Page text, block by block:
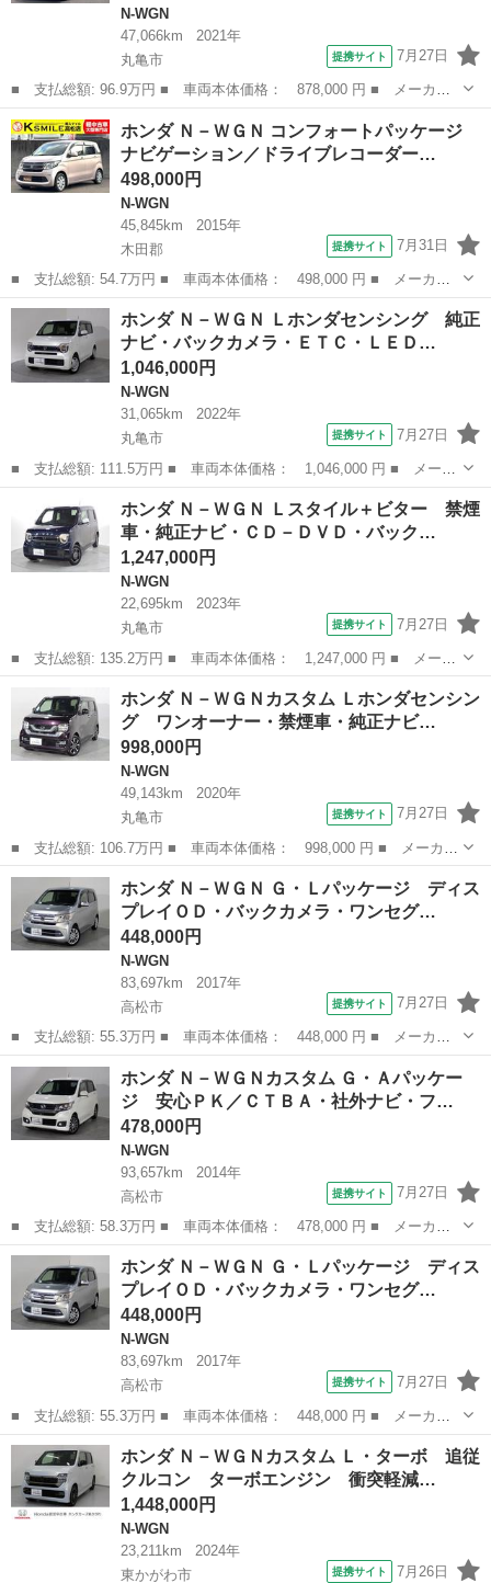
N-WGN
47,066km
2021年
丸亀市
提携サイト 7月27日
■ 支払総額: 96.9万円 ■ 車両本体価格： 878,000 円 ■ メーカー
名： ホンダ ■ 車種名： Ｎ－ＷＧＮ ■ グレード名： Ｌホンダ
センシング ワンオーナー 禁煙車 純正ナビ バックモニター Ｅ
ＴＣホンダセ...
香川 丸亀市 N-WGN
ホンダ Ｎ－ＷＧＮ コンフォートパッケージ
ナビゲーション／ドライブレコーダー…
498,000円
N-WGN
45,845km
2015年
木田郡
提携サイト 7月31日
■ 支払総額: 54.7万円 ■ 車両本体価格： 498,000 円 ■ メーカー
名： ホンダ ■ 車種名： Ｎ－ＷＧＮ ■ グレード名： コンフォ
ートパッケージ ナビゲーション／ドライブレコーダー／バックカメ
ラ／スマート...
香川 木田郡 N-WGN
ホンダ Ｎ－ＷＧＮ Ｌホンダセンシング 純正
ナビ・バックカメラ・ＥＴＣ・ＬＥＤ…
1,046,000円
N-WGN
31,065km
2022年
丸亀市
提携サイト 7月27日
■ 支払総額: 111.5万円 ■ 車両本体価格： 1,046,000 円 ■ メーカ
ー名： ホンダ ■ 車種名： Ｎ－ＷＧＮ ■ グレード名： Ｌホン
ダセンシング 純正ナビ・バックカメラ・ＥＴＣ・ＬＥＤヘッドライ
ト クル...
N-WGN
ホンダ Ｎ－ＷＧＮ Ｌスタイル＋ビター 禁煙
車・純正ナビ・ＣＤ－ＤＶＤ・バック…
1,247,000円
N-WGN
22,695km
2023年
丸亀市
提携サイト 7月27日
■ 支払総額: 135.2万円 ■ 車両本体価格： 1,247,000 円 ■ メーカ
ー名： ホンダ ■ 車種名： Ｎ－ＷＧＮ ■ グレード名： Ｌスタ
イル＋ビター 禁煙車・純正ナビ・ＣＤ－ＤＶＤ・バックカメラ・Ｅ
ＴＣ・シ...
N-WGN
ホンダ Ｎ－ＷＧＮカスタム Ｌホンダセンシン
グ ワンオーナー・禁煙車・純正ナビ…
998,000円
N-WGN
49,143km
2020年
丸亀市
提携サイト 7月27日
■ 支払総額: 106.7万円 ■ 車両本体価格： 998,000 円 ■ メーカー
名： ホンダ ■ 車種名： Ｎ－ＷＧＮカスタム ■ グレード名：
Ｌホンダセンシング ワンオーナー・禁煙車・純正ナビ・シートヒー
ター・ドラ...
香川 丸亀市 N-WGN
ホンダ Ｎ－ＷＧＮ Ｇ・Ｌパッケージ ディス
プレイＯＤ・バックカメラ・ワンセグ…
448,000円
N-WGN
83,697km
2017年
高松市
提携サイト 7月27日
■ 支払総額: 55.3万円 ■ 車両本体価格： 448,000 円 ■ メーカー
名： ホンダ ■ 車種名： Ｎ－ＷＧＮ ■ グレード名： Ｇ・Ｌパ
ッケージ ディスプレイＯＤ・バックカメラ・ワンセグ・ＥＴＣ・社
外ＡＷ・ＨＩ...
香川 高松市 N-WGN
ホンダ Ｎ－ＷＧＮカスタム Ｇ・Ａパッケー
ジ 安心ＰＫ／ＣＴＢＡ・社外ナビ・フ…
478,000円
N-WGN
93,657km
2014年
高松市
提携サイト 7月27日
■ 支払総額: 58.3万円 ■ 車両本体価格： 478,000 円 ■ メーカー
名： ホンダ ■ 車種名： Ｎ－ＷＧＮカスタム ■ グレード名：
Ｇ・Ａパッケージ 安心ＰＫ／ＣＴＢＡ・社外ナビ・フルセグ・バッ
クカメラ・Ｅ...
香川 高松市 N-WGN
ホンダ Ｎ－ＷＧＮ Ｇ・Ｌパッケージ ディス
プレイＯＤ・バックカメラ・ワンセグ…
448,000円
N-WGN
83,697km
2017年
高松市
提携サイト 7月27日
■ 支払総額: 55.3万円 ■ 車両本体価格： 448,000 円 ■ メーカー
名： ホンダ ■ 車種名： Ｎ－ＷＧＮ ■ グレード名： Ｇ・Ｌパ
ッケージ ディスプレイＯＤ・バックカメラ・ワンセグ・ＥＴＣ・社
外ＡＷ・ＨＩ...
香川 高松市 N-WGN
ホンダ Ｎ－ＷＧＮカスタム Ｌ・ターボ 追従
クルコン ターボエンジン 衝突軽減…
1,448,000円
N-WGN
23,211km
2024年
東かがわ市
提携サイト 7月26日